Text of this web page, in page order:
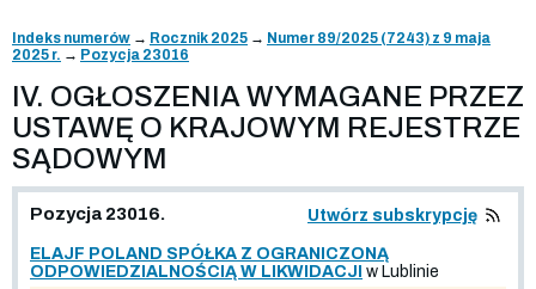
Indeks numerów → Rocznik 2025 → Numer 89/2025 (7243) z 9 maja
2025 r. → Pozycja 23016
IV. OGŁOSZENIA WYMAGANE PRZEZ
USTAWĘ O KRAJOWYM REJESTRZE
SĄDOWYM
Pozycja 23016. Utwórz subskrypcję
ELAJF POLAND SPÓŁKA Z OGRANICZONĄ
ODPOWIEDZIALNOŚCIĄ W LIKWIDACJI w Lublinie